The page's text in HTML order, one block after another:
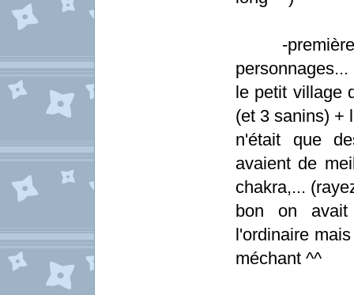
-
le petit village
(et 3 sanins) +
n'était que
avaient de
chakra,...
bon on
l'ordinaire
méchant ^^